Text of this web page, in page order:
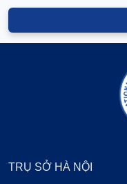
TRỤ SỞ HÀ NỘI